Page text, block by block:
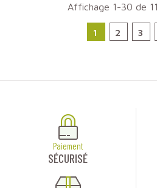
Affichage 1-30 de
1 2 3
Paiement
SÉCURISÉ